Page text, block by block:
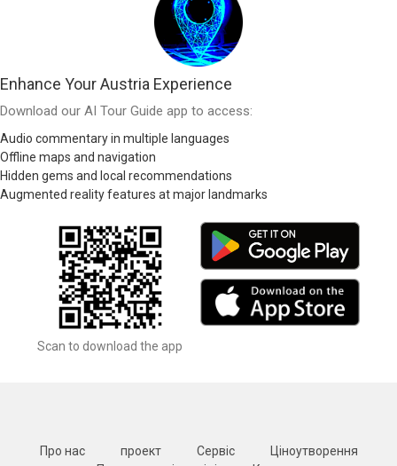
Enhance Your Austria Experience
Download our AI Tour Guide app to access:
Audio commentary in multiple languages
Offline maps and navigation
Hidden gems and local recommendations
Augmented reality features at major landmarks
Scan to download the app
Про нас проект Сервіс
Ціноутворення